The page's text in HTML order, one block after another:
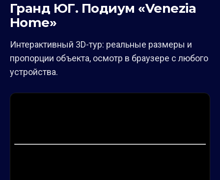
Гранд ЮГ. Подиум «Venezia
Home»
Интерактивный 3D-тур: реальные размеры и
пропорции объекта, осмотр в браузере с любого
устройства.